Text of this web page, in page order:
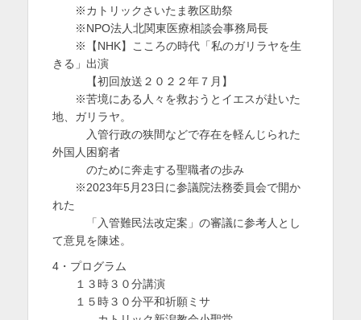
※カトリックさいたま教区助祭
※NPO法人北関東医療相談会事務局長
※【NHK】こころの時代「私のガリラヤを生
きる」出演
【初回放送２０２２年７月】
※苦境にある人々を救おうとイエスが赴いた
地、ガリラヤ。
入管行政の狭間などで存在を軽んじられた
外国人困窮者
のために奔走する聖職者の歩み
※2023年5月23日に参議院法務委員会で開か
れた
「入管難民法改定案」の審議に参考人とし
て意見を陳述。
4・プログラム
１３時３０分講演
１５時３０分平和祈願ミサ